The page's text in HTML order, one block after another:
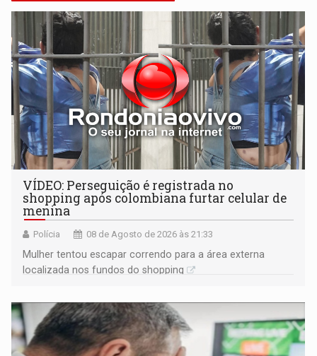
VÍDEO: Perseguição é registrada no
shopping após colombiana furtar celular de
menina
Polícia 08 de Agosto de 2026 às 21:33
Mulher tentou escapar correndo para a área externa
localizada nos fundos do shopping